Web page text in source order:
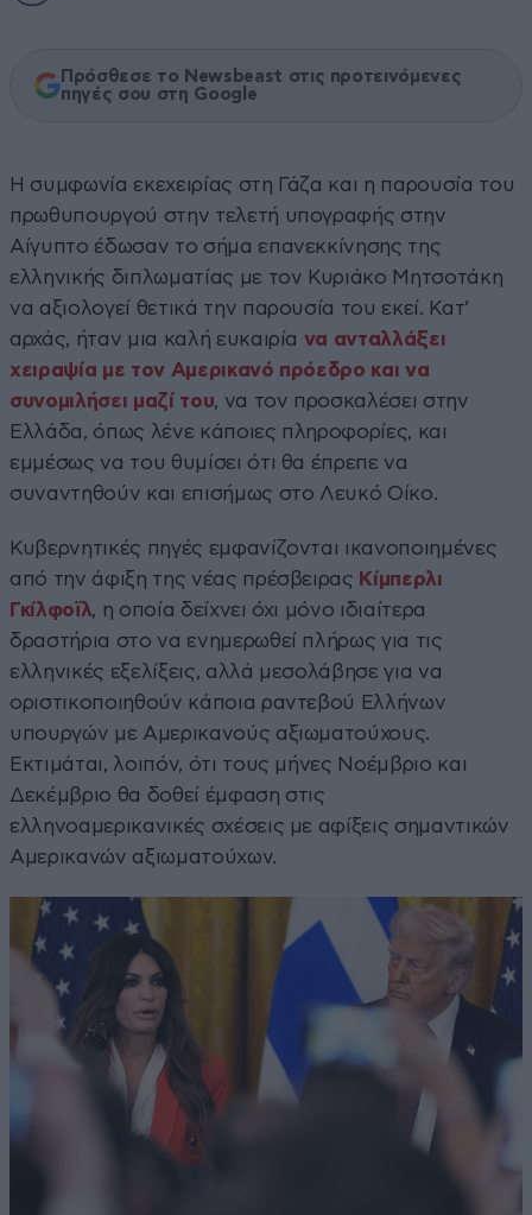
Πρόσθεσε το Newsbeast στις προτεινόμενες
πηγές σου στη Google
Η συμφωνία εκεχειρίας στη Γάζα και η παρουσία του
πρωθυπουργού στην τελετή υπογραφής στην
Αίγυπτο έδωσαν το σήμα επανεκκίνησης της
ελληνικής διπλωματίας με τον Κυριάκο Μητσοτάκη
να αξιολογεί θετικά την παρουσία του εκεί. Κατ’
αρχάς, ήταν μια καλή ευκαιρία να ανταλλάξει
χειραψία με τον Αμερικανό πρόεδρο και να
συνομιλήσει μαζί του, να τον προσκαλέσει στην
Ελλάδα, όπως λένε κάποιες πληροφορίες, και
εμμέσως να του θυμίσει ότι θα έπρεπε να
συναντηθούν και επισήμως στο Λευκό Οίκο.
Κυβερνητικές πηγές εμφανίζονται ικανοποιημένες
από την άφιξη της νέας πρέσβειρας Κίμπερλι
Γκίλφοϊλ, η οποία δείχνει όχι μόνο ιδιαίτερα
δραστήρια στο να ενημερωθεί πλήρως για τις
ελληνικές εξελίξεις, αλλά μεσολάβησε για να
οριστικοποιηθούν κάποια ραντεβού Ελλήνων
υπουργών με Αμερικανούς αξιωματούχους.
Εκτιμάται, λοιπόν, ότι τους μήνες Νοέμβριο και
Δεκέμβριο θα δοθεί έμφαση στις
ελληνοαμερικανικές σχέσεις με αφίξεις σημαντικών
Αμερικανών αξιωματούχων.